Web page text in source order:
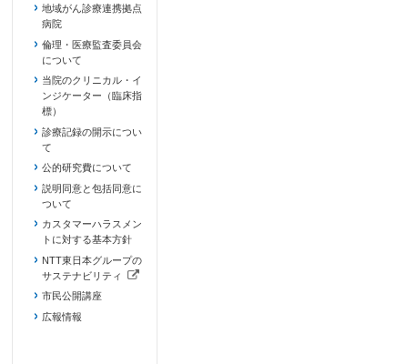
地域がん診療連携拠点
病院
倫理・医療監査委員会
について
当院のクリニカル・イ
ンジケーター（臨床指
標）
診療記録の開示につい
て
公的研究費について
説明同意と包括同意に
ついて
カスタマーハラスメン
トに対する基本方針
NTT東日本グループの
サステナビリティ
（新しいタブで開きます）
市民公開講座
広報情報